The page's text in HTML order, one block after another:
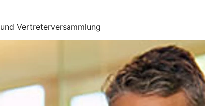
Vertreterversammlung